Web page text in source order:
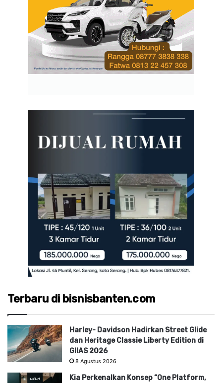
Terbaru di bisnisbanten.com
Harley- Davidson Hadirkan Street Glide
dan Heritage Classie Liberty Edition di
GIIAS 2026
8 Agustus 2026
Kia Perkenalkan Konsep “One Platform,